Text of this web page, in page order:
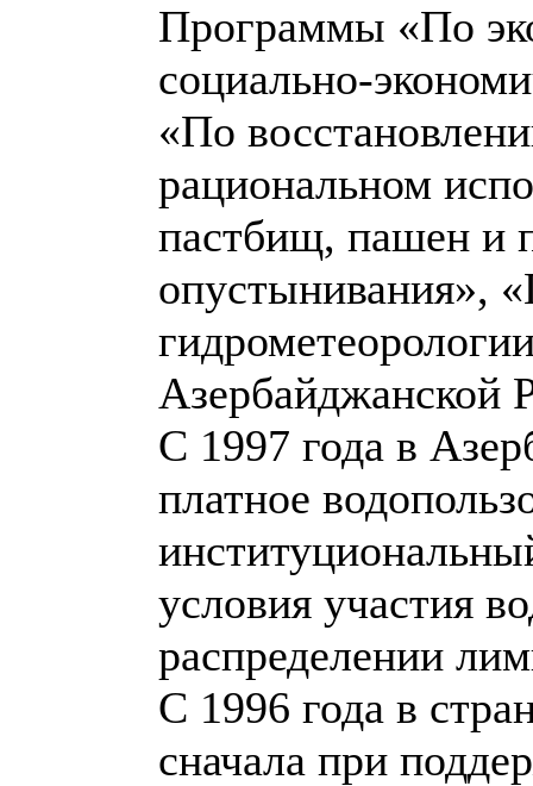
Программы «По
социально-
«По
рациональном
пастбищ, пашен и
опустынивания»,
Азербайджанской
С 1997 года в
платное
условия участия
распределении
С 1996 года в
сначала при